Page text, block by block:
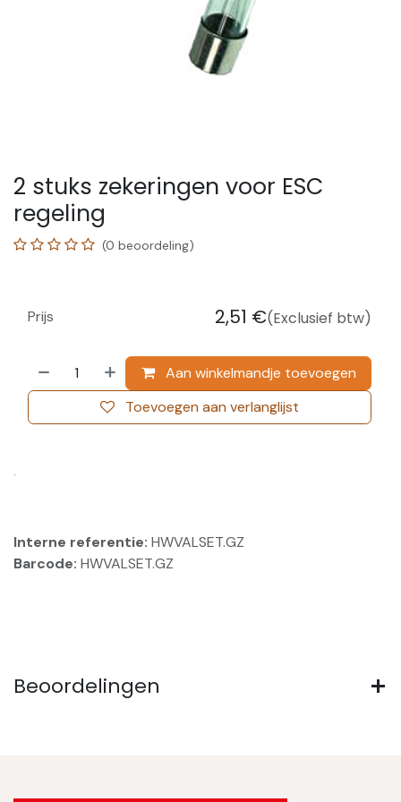
2 stuks zekeringen voor ESC
regeling
(0 beoordeling)
Aan winkelmandje toevoegen
Toevoegen aan verlanglijst
Prijs 2,51 €(Exclusief btw)
.
Interne referentie: HWVALSET.GZ
Barcode: HWVALSET.GZ
Beoordelingen